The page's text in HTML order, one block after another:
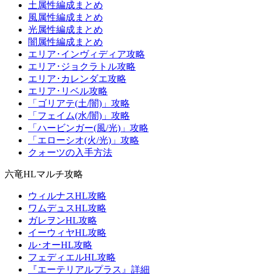
土属性編成まとめ
風属性編成まとめ
光属性編成まとめ
闇属性編成まとめ
エリア･インヴィディア攻略
エリア･ジョクラトル攻略
エリア･カレンダエ攻略
エリア･リベル攻略
「ゴリアテ(土/闇)」攻略
「フェイム(水/闇)」攻略
「ハービンガー(風/光)」攻略
「エローシオ(火/光)」攻略
クォーツの入手方法
六竜HLマルチ攻略
ウィルナスHL攻略
ワムデュスHL攻略
ガレヲンHL攻略
イーウィヤHL攻略
ル･オーHL攻略
フェディエルHL攻略
『エーテリアルプラス』詳細